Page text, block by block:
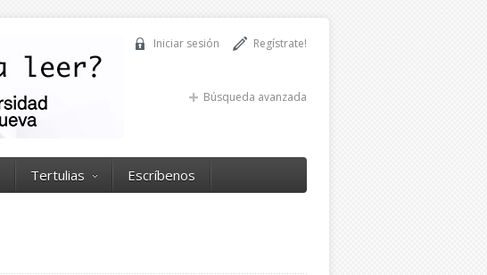
Regístrate!
Iniciar sesión
Búsqueda avanzada
Tertulias Escríbenos